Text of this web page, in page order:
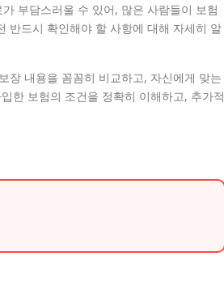
부담스러울 수 있어, 많은 사람들이 보험
반드시 확인해야 할 사항에 대해 자세히 알
장 내용을 꼼꼼히 비교하고, 자신에게 맞는
한 보험의 조건을 정확히 이해하고, 추가적